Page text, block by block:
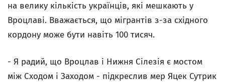
на велику кількість українців, які мешкають у
Вроцлаві. Вважається, що мігрантiв з-за східного
кордону може бути навіть 100 тисяч.
- Я радий, що Вроцлав і Нижня Сілезія є мостом
між Сходом і Заходом - підкреслив мер Яцек Сутрик